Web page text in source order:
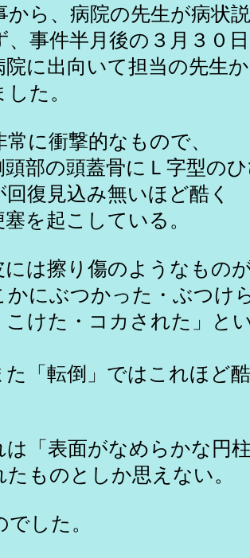
から、病院の先生が病状
、事件半月後の３月３０
院に出向いて担当の先生
た。
に衝撃的なもので、
部の頭蓋骨にＬ字型の
復見込み無いほど酷く
起こしている。
は擦り傷のようなもの
かにぶつかった・ぶつけ
た・コカされた」とい
倒」ではこれほど酷
「表面がなめらかな円
ものとしか思えない。
した。